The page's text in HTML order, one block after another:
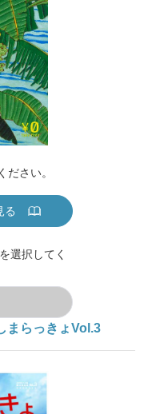
ださい。
る
選択してく
まらっきょVol.3